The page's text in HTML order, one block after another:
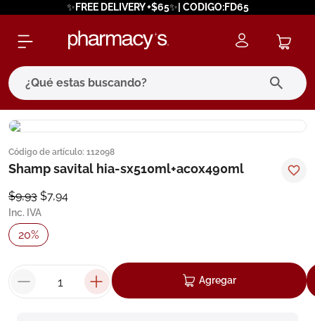
✨FREE DELIVERY +$65✨| CODIGO:FD65
¿Qué estas buscando?
Código de artículo: 112098
Shamp savital hia-sx510ml+acox490ml
$9,93 $7,94
Inc. IVA
20%
Agregar
términos más buscados
1. eucerin
3 bioderma
4. pilexil
degraler